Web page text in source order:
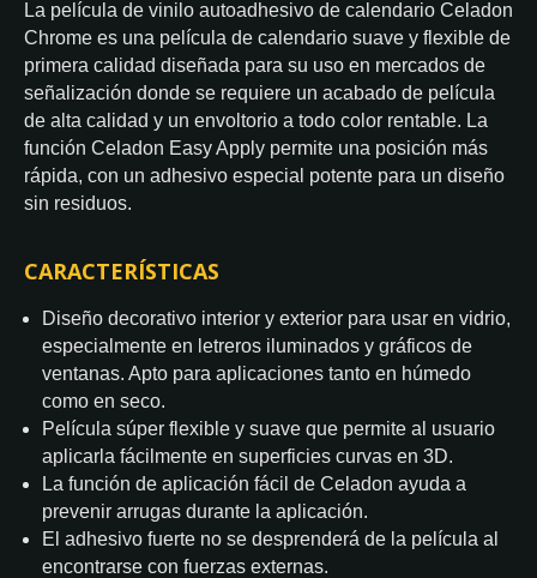
La película de vinilo autoadhesivo de calendario Celadon
Chrome es una película de calendario suave y flexible de
primera calidad diseñada para su uso en mercados de
señalización donde se requiere un acabado de película
de alta calidad y un envoltorio a todo color rentable. La
función Celadon Easy Apply permite una posición más
rápida, con un adhesivo especial potente para un diseño
sin residuos.
CARACTERÍSTICAS
Diseño decorativo interior y exterior para usar en vidrio,
especialmente en letreros iluminados y gráficos de
ventanas. Apto para aplicaciones tanto en húmedo
como en seco.
Película súper flexible y suave que permite al usuario
aplicarla fácilmente en superficies curvas en 3D.
La función de aplicación fácil de Celadon ayuda a
prevenir arrugas durante la aplicación.
El adhesivo fuerte no se desprenderá de la película al
encontrarse con fuerzas externas.